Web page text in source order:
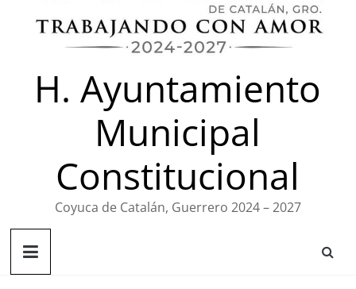
H. Ayuntamiento
Municipal
Constitucional
Coyuca de Catalán, Guerrero 2024 – 2027